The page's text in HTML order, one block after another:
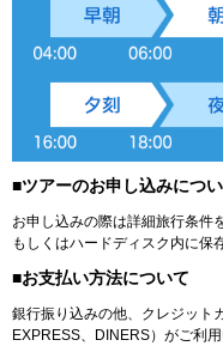
■ツアーのお申し込みにつ
お申し込みの際は詳細旅行条件
もしくはハードディスク内に保
■お支払い方法について
銀行振り込みの他、クレジット
EXPRESS、DINERS）がご利用